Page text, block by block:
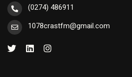
(0274) 486911
1078crastfm@gmail.com